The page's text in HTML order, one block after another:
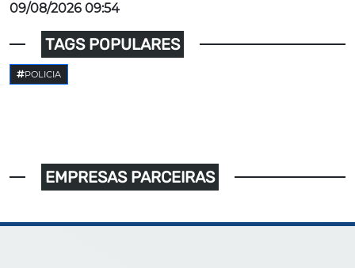
09/08/2026 09:54
TAGS POPULARES
POLICIA
EMPRESAS PARCEIRAS